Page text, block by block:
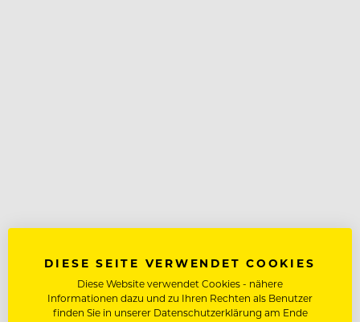
DIESE SEITE VERWENDET COOKIES
Diese Website verwendet Cookies - nähere
Informationen dazu und zu Ihren Rechten als Benutzer
finden Sie in unserer Datenschutzerklärung am Ende